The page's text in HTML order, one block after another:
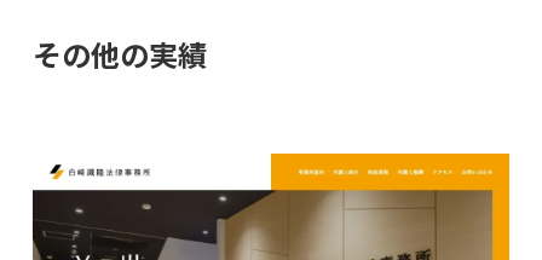
その他の実績